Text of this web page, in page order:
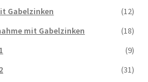
Gabelzinken
(12)
mit Gabelzinken
(18)
(9)
(31)